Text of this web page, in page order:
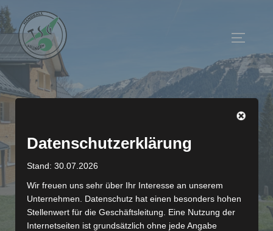
Zum
Inhalt
springen
Jugendhütte 2024
Datenschutzerklärung
Stand: 30.07.2026
Wir freuen uns sehr über Ihr Interesse an unserem
Unternehmen. Datenschutz hat einen besonders hohen
Stellenwert für die Geschäftsleitung. Eine Nutzung der
Internetseiten ist grundsätzlich ohne jede Angabe